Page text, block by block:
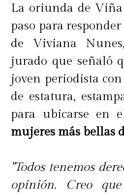
La oriunda de
paso para
de Viviana
jurado que señaló
joven periodista
de estatura,
para ubicarse en
mujeres más bellas
"Todos tenemos
opinión. Creo